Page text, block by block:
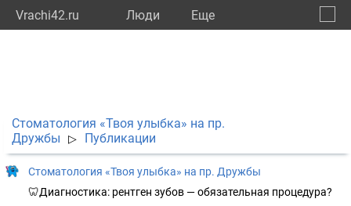
Vrachi42.ru Люди Eще
Стоматология «Твоя улыбка» на пр.
Дружбы
▷ Публикации
Стоматология «Твоя улыбка» на пр. Дружбы
🦷Диагностика: рентген зубов — обязательная процедура?